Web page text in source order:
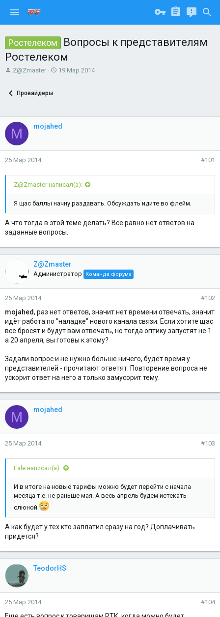
Ростелеком
Вопросы к представителям
Ростелеком
А
о
е
м
ы
Z@Zmaster
Д
ч
а
19 Мар 2014
Провайдеры
M mojahed
25 Мар 2014 #101
Z@Zmaster написал(а):
Я щас баллы начну раздавать. Обсуждать идите во флейм.
А что тогда в этой теме делать? Все равно нет ответов на
заданные вопросы.
Z@Zmaster
Администратор Команда форума
25 Мар 2014 #102
mojahed, раз нет ответов, значит нет времени отвечать, значит
идёт работа по "наладке" нового канала связи. Если хотите щас
всё бросят и будут вам отвечать, но тогда оптику запустят не 1
а 20 апреля, вы готовы к этому?
Задали вопрос и не нужно больше ничего, будет время у
представителей - прочитают ответят. Повторение вопроса не
ускорит ответ на него а только замусорит тему.
M mojahed
25 Мар 2014 #103
Fale написал(а):
И в итоге на новые тарифы можно будет перейти с начала
месяца т.е. не раньше мая. А весь апрель будем истекать
слюной
А как будет у тех кто заплатил сразу на год? Доплачивать
придется?
TeodorHS
25 Мар 2014 #104